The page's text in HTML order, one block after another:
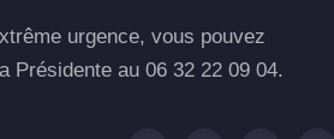
urgence, vous pouvez
Présidente au 06 32 22 09 04.